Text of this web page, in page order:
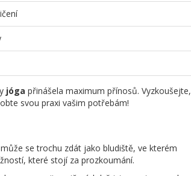
jóga přinášela maximum přínosů. Vyzkoušejte,
svou praxi vašim potřebám!
se trochu zdát jako bludiště, ve kterém
které stojí za prozkoumání.